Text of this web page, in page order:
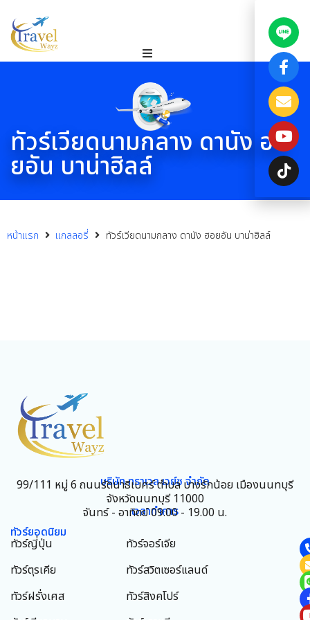
ทัวร์เวียดนามกลาง ดานัง ฮอ
ยอัน บาน่าฮิลล์
หน้าแรก แกลลอรี่ ทัวร์เวียดนามกลาง ดานัง ฮอยอัน บาน่าฮิลล์
บริษัท ทราเวล เวย์ซ จำกัด
99/111 หมู่ 6 ถนนรัตนาธิเบศร์ ตำบล บางรักน้อย เมืองนนทบุรี
จังหวัดนนทบุรี 11000
เวลาทำการ
จันทร์ - อาทิตย์ 09.00 - 19.00 น.
ทัวร์ยอดนิยม
ทัวร์ญี่ปุ่น
ทัวร์ตุรเคีย
ทัวร์ฝรั่งเศส
ทัวร์จอร์เจีย
ทัวร์สวิตเซอร์แลนด์
ทัวร์สิงคโปร์